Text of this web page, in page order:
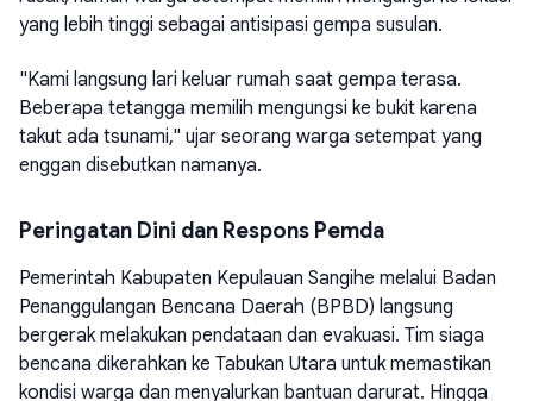
yang lebih tinggi sebagai antisipasi gempa susulan.
"Kami langsung lari keluar rumah saat gempa terasa.
Beberapa tetangga memilih mengungsi ke bukit karena
takut ada tsunami," ujar seorang warga setempat yang
enggan disebutkan namanya.
Peringatan Dini dan Respons Pemda
Pemerintah Kabupaten Kepulauan Sangihe melalui Badan
Penanggulangan Bencana Daerah (BPBD) langsung
bergerak melakukan pendataan dan evakuasi. Tim siaga
bencana dikerahkan ke Tabukan Utara untuk memastikan
kondisi warga dan menyalurkan bantuan darurat. Hingga